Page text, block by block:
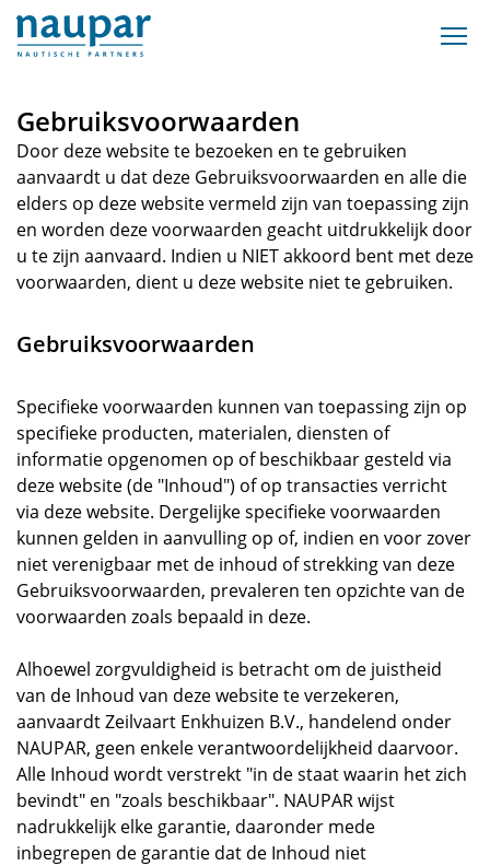
Gebruiksvoorwaarden
Door deze website te bezoeken en te gebruiken
aanvaardt u dat deze Gebruiksvoorwaarden en alle die
elders op deze website vermeld zijn van toepassing zijn
en worden deze voorwaarden geacht uitdrukkelijk door
u te zijn aanvaard. Indien u NIET akkoord bent met deze
voorwaarden, dient u deze website niet te gebruiken.
Gebruiksvoorwaarden
Specifieke voorwaarden kunnen van toepassing zijn op
specifieke producten, materialen, diensten of
informatie opgenomen op of beschikbaar gesteld via
deze website (de "Inhoud") of op transacties verricht
via deze website. Dergelijke specifieke voorwaarden
kunnen gelden in aanvulling op of, indien en voor zover
niet verenigbaar met de inhoud of strekking van deze
Gebruiksvoorwaarden, prevaleren ten opzichte van de
voorwaarden zoals bepaald in deze.
Alhoewel zorgvuldigheid is betracht om de juistheid
van de Inhoud van deze website te verzekeren,
aanvaardt Zeilvaart Enkhuizen B.V., handelend onder
NAUPAR, geen enkele verantwoordelijkheid daarvoor.
Alle Inhoud wordt verstrekt "in de staat waarin het zich
bevindt" en "zoals beschikbaar". NAUPAR wijst
nadrukkelijk elke garantie, daaronder mede
inbegrepen de garantie dat de Inhoud niet